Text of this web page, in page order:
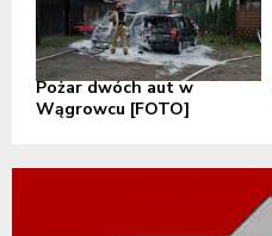
Pożar dwóch aut w
Wągrowcu [FOTO]